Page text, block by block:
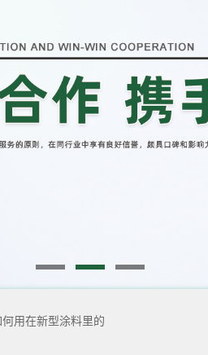
用在新型涂料里的